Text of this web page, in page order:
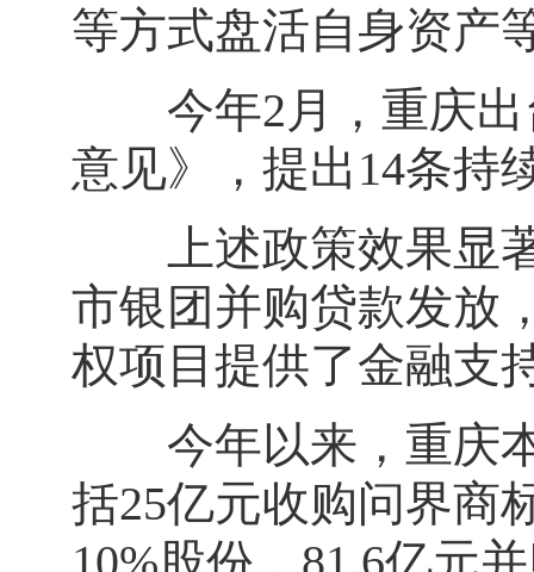
等方式盘活自身资产
今年2月，重庆出
意见》，提出14条持
上述政策效果显著
市银团并购贷款发放
权项目提供了金融支
今年以来，重庆本
括25亿元收购问界商